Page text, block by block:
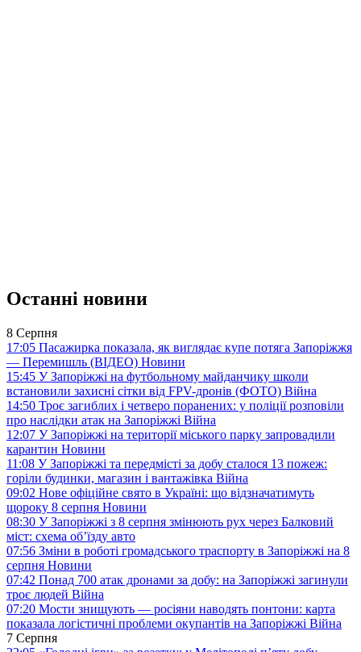
Останні новини
8 Серпня
17:05 Пасажирка показала, як виглядає купе потяга Запоріжжя
— Перемишль (ВІДЕО) Новини
15:45 У Запоріжжі на футбольному майданчику школи
встановили захисні сітки від FPV-дронів (ФОТО) Війна
14:50 Троє загиблих і четверо поранених: у поліції розповіли
про наслідки атак на Запоріжжі Війна
12:07 У Запоріжжі на території міського парку запровадили
карантин Новини
11:08 У Запоріжжі та передмісті за добу сталося 13 пожеж:
горіли будинки, магазин і вантажівка Війна
09:02 Нове офіційне свято в Україні: що відзначатимуть
щороку 8 серпня Новини
08:30 У Запоріжжі з 8 серпня змінюють рух через Балковий
міст: схема об’їзду авто
07:56 Зміни в роботі громадського траспорту в Запоріжжі на 8
серпня Новини
07:42 Понад 700 атак дронами за добу: на Запоріжжі загинули
троє людей Війна
07:20 Мости знищують — росіяни наводять понтони: карта
показала логістичні проблеми окупантів на Запоріжжі Війна
7 Серпня